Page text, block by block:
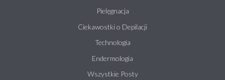
Pielęgnacja
Ciekawostki o Depilacji
Technologia
Endermologia
Wszystkie Posty